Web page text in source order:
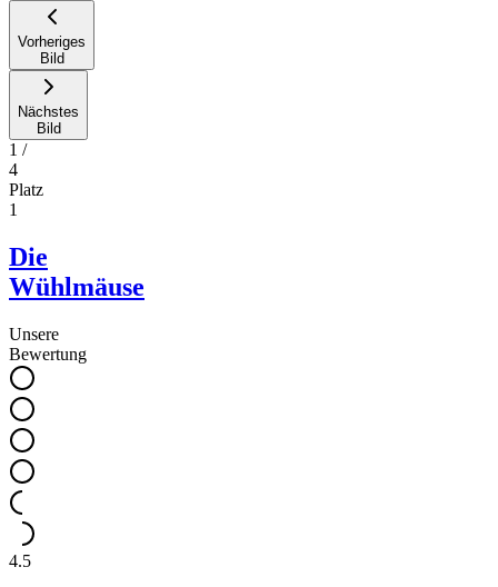
Vorheriges
Bild
Nächstes
Bild
1 /
4
Platz
1
Die
Wühlmäuse
Unsere
Bewertung
4.5